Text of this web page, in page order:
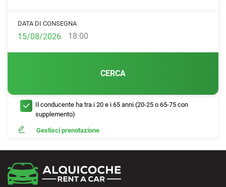
DATA DI CONSEGNA
18:00
CERCA
Il conducente ha tra i 20 e i 65 anni (20-25 o 65-75 con
supplemento)
Gestisci prenotazione